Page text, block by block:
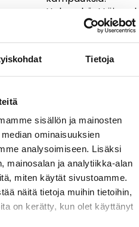
Tietoja
sisällön ja mainosten
ominaisuuksien
analysoimiseen. Lisäksi
mainosalan ja analytiikka-alan
miten käytät sivustoamme.
näitä tietoja muihin tietoihin,
on kerätty, kun olet käyttänyt
ja tyylikkyyden
ansiosta sopii